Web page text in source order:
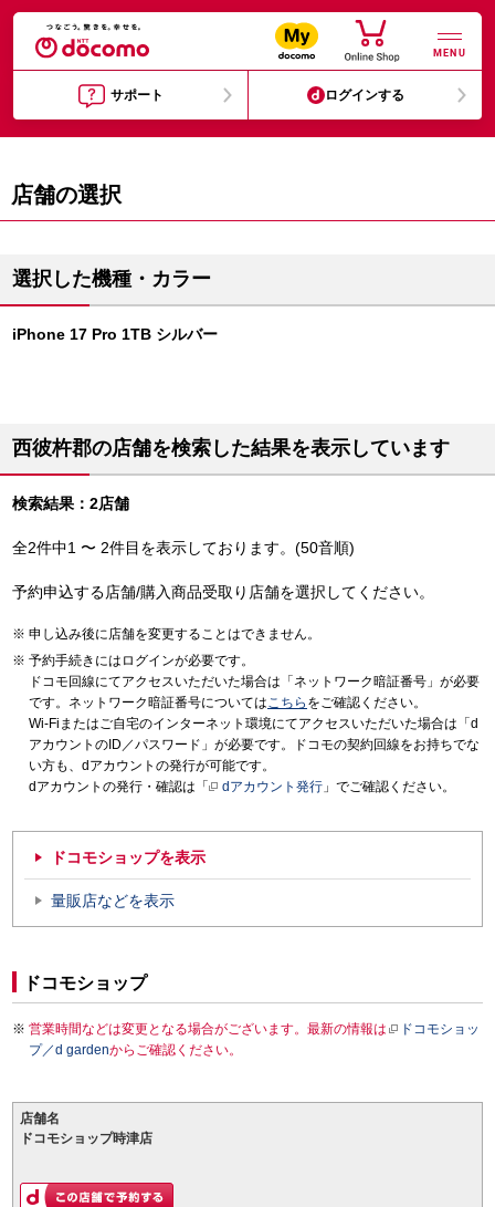
MENU
サポート ログインする
店舗の選択
選択した機種・カラー
iPhone 17 Pro 1TB シルバー
西彼杵郡の店舗を検索した結果を表示しています
検索結果：2店舗
全2件中1 〜 2件目を表示しております。(50音順)
予約申込する店舗/購入商品受取り店舗を選択してください。
申し込み後に店舗を変更することはできません。
予約手続きにはログインが必要です。
ドコモ回線にてアクセスいただいた場合は「ネットワーク暗証番号」が必要
です。ネットワーク暗証番号についてはこちら をご確認ください。
Wi-Fiまたはご自宅のインターネット環境にてアクセスいただいた場合は「d
アカウントのID／パスワード」が必要です。ドコモの契約回線をお持ちでな
い方も、dアカウントの発行が可能です。
dアカウントの発行・確認は「
dアカウント発行 」でご確認ください。
ドコモショップを表示
量販店などを表示
ドコモショップ
営業時間などは変更となる場合がございます。最新の情報は
ドコモショッ
プ／d gardenからご確認ください。
店舗名
ドコモショップ時津店